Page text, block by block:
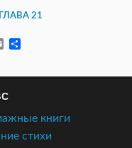
ГЛАВА 21
i
р
т
ь
книги
стихи